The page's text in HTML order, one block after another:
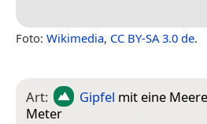
Foto: Wikimedia, CC BY-SA 3.0 de.
Art: Gipfel mit eine
Meter